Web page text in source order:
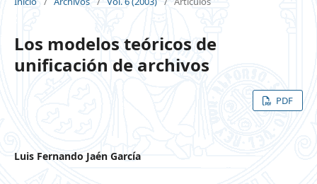
Los modelos teóricos de
unificación de archivos
PDF
Luis Fernando Jaén García